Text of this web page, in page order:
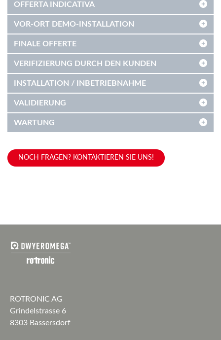
OFFERTA INDICATIVA
VOR-ORT DEMO-INSTALLATION
FINALE OFFERTE
VERIFIZIERUNG DURCH DEN KUNDEN
INSTALLATION / INBETRIEBNAHME
VALIDIERUNG
WARTUNG
NOCH FRAGEN? KONTAKTIEREN SIE UNS!
ROTRONIC AG
Grindelstrasse 6
8303 Bassersdorf